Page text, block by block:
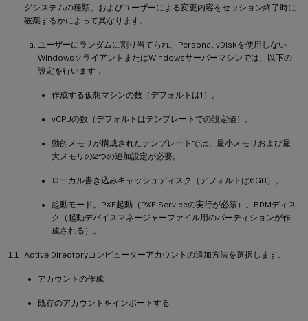
グシステムの種類、およびユーザーによる変更内容をセッション終了時に
破棄するかによって異なります。
ユーザーにランダムに割り当てられ、Personal vDiskを使用しない
WindowsクライアントまたはWindowsサーバーマシンでは、以下の
設定を行います：
作成する仮想マシンの数（デフォルトは1）。
vCPUの数（デフォルトはテンプレートでの設定値）。
動的メモリが構成されたテンプレートでは、最小メモリおよび最
大メモリの2つの追加設定が必要。
ローカル書き込みキャッシュディスク（デフォルトは6GB）。
起動モード。PXE起動（PXE Serviceの実行が必須）。BDMディス
ク（起動デバイスマネージャーファイル用のパーティションが作
成される）。
Active Directoryコンピューターアカウントの追加方法を選択します。
アカウントの作成
既存のアカウントをインポートする